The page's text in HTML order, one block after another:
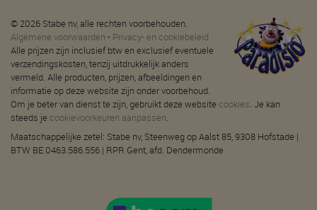
© 2026 Stabe nv, alle rechten voorbehouden.
Algemene voorwaarden - Privacy- en cookiebeleid
Alle prijzen zijn inclusief btw en exclusief eventuele
verzendingskosten, tenzij uitdrukkelijk anders
vermeld. Alle producten, prijzen, afbeeldingen en
informatie op deze website zijn onder voorbehoud.
Om je beter van dienst te zijn, gebruikt deze website cookies. Je kan
steeds je cookievoorkeuren aanpassen.
Maatschappelijke zetel: Stabe nv, Steenweg op Aalst 85, 9308 Hofstade |
BTW BE 0463.586.556 | RPR Gent, afd. Dendermonde